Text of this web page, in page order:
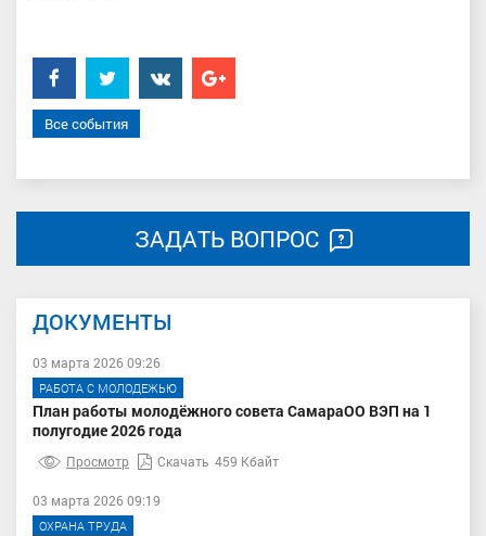
FacebookTwitter���������
Google+
Все события
ЗАДАТЬ ВОПРОС
ДОКУМЕНТЫ
03 марта 2026 09:26
РАБОТА С МОЛОДЕЖЬЮ
План работы молодёжного совета СамараОО ВЭП на 1
полугодие 2026 года
Просмотр Скачать 459 Кбайт
03 марта 2026 09:19
ОХРАНА ТРУДА